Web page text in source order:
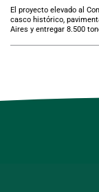
El proyecto elevado al
casco histórico,
Aires y entregar 8.500